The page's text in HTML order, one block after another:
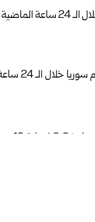
سوريا خلال الـ 24 ساعة الماضية، واستجابت لها ‌‏فرق ‏